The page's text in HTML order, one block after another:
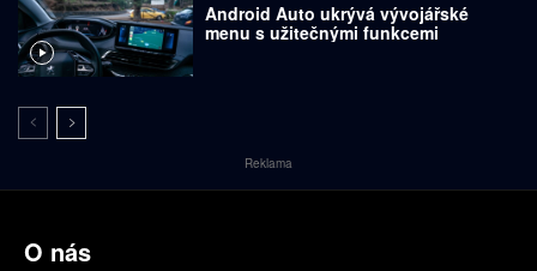
Android Auto ukrývá vývojářské
menu s užitečnými funkcemi
Reklama
O nás